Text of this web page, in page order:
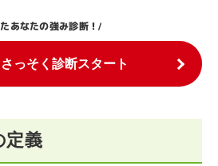
あなたの強み診断！/
さっそく診断スタート
定義